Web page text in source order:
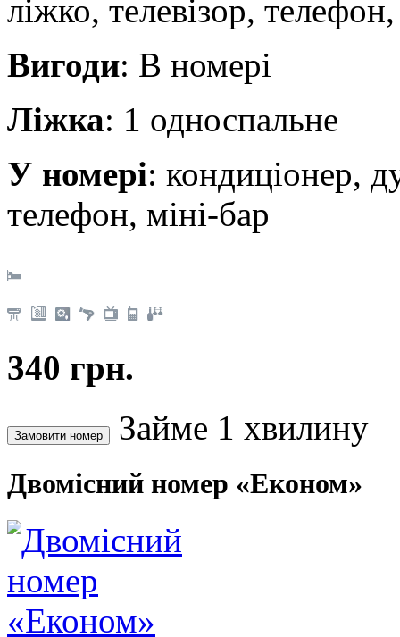
ліжко, телевізор,
Вигоди: В номері
Ліжка: 1 односпальне
У номері: кондиціонер,
телефон, міні-бар
340 грн.
Займе 1 хвилину
Двомісний номер «Економ»